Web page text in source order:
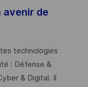
avenir de
technologies
: Défense &
& Digital. Il